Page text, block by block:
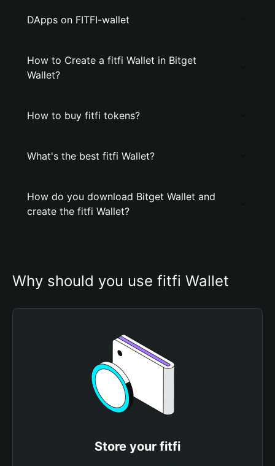
DApps on FITFI-wallet
How to Create a fitfi Wallet in Bitget
Wallet?
How to buy fitfi tokens?
What's the best fitfi Wallet?
How do you download Bitget Wallet and
create the fitfi Wallet?
Why should you use fitfi Wallet
Store your fitfi